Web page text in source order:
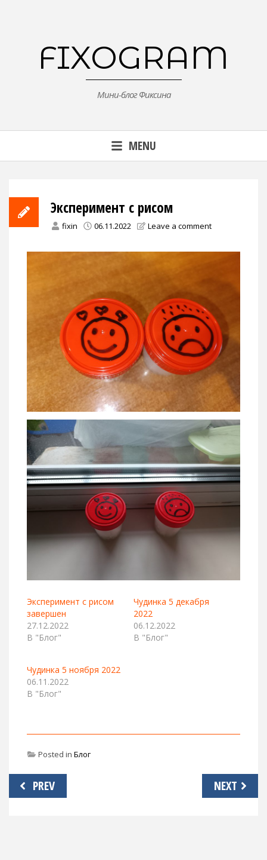
FIXOGRAM
Мини-блог Фиксина
MENU
Эксперимент с рисом
fixin 06.11.2022 Leave a comment
Эксперимент с рисом
завершен
27.12.2022
В "Блог"
Чудинка 5 декабря
2022
06.12.2022
В "Блог"
Чудинка 5 ноября 2022
06.11.2022
В "Блог"
Posted in Блог
Навигация
по
PREV NEXT